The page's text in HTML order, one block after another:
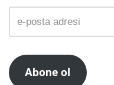
Abone ol